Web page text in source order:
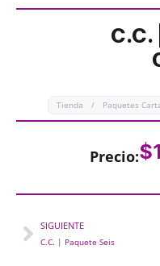
C.C.
Tienda / Paquetes
Precio:$
SIGUIENTE
C.C. | Paquete Seis